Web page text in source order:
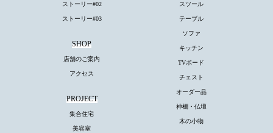
ストーリー#02
ストーリー#03
SHOP
店舗のご案内
アクセス
スツール
テーブル
ソファ
キッチン
TVボード
チェスト
オーダー品
神棚・仏壇
木の小物
PROJECT
集合住宅
美容室